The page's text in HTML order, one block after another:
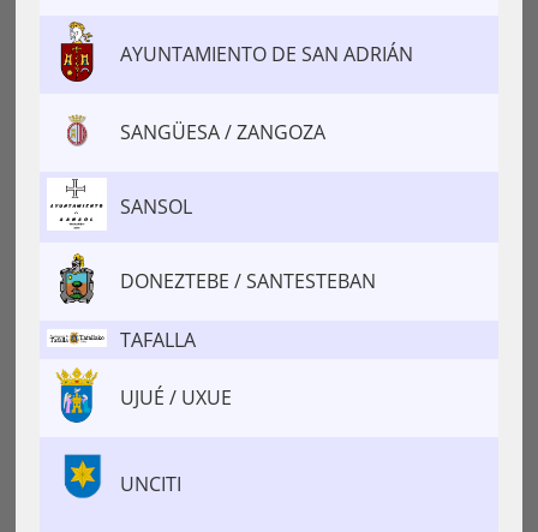
AYUNTAMIENTO DE SAN ADRIÁN
SANGÜESA / ZANGOZA
SANSOL
DONEZTEBE / SANTESTEBAN
TAFALLA
UJUÉ / UXUE
UNCITI